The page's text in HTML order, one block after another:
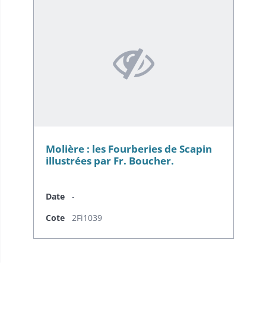
Molière : les Fourberies de Scapin
illustrées par Fr. Boucher.
Date
-
Cote
2Fi1039